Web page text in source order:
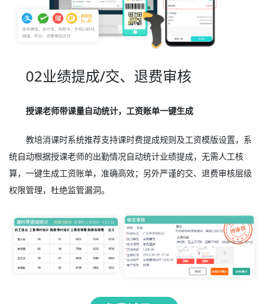
02业绩提成/交、退费审核
授课老师带课量自动统计，工资账单一键生成
教培消课时系统推荐支持课时费提成规则及工资模版设置，系
统自动根据授课老师的出勤情况自动统计业绩提成，无需人工核
算，一键生成工资账单，准确高效；另外严谨的交、退费审核层级
权限管理，杜绝监管漏洞。